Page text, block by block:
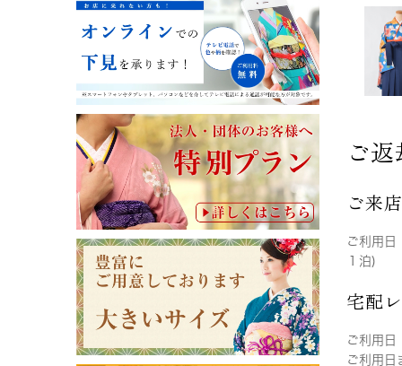
ご
ご来
ご利用日
１泊)
宅配
ご利用日
ご利用日